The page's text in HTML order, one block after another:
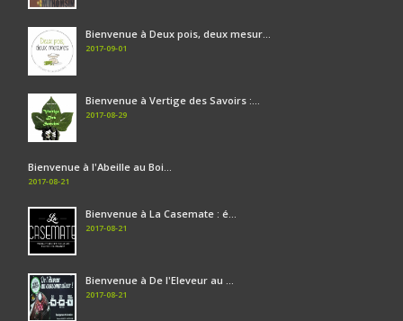
Bienvenue à Deux pois, deux mesur...
2017-09-01
Bienvenue à Vertige des Savoirs :...
2017-08-29
Bienvenue à l'Abeille au Boi...
2017-08-21
Bienvenue à La Casemate : é...
2017-08-21
Bienvenue à De l'Eleveur au ...
2017-08-21